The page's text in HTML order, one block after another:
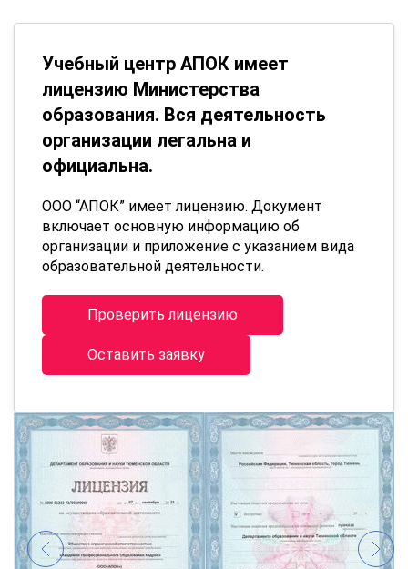
Учебный центр АПОК имеет
лицензию Министерства
образования. Вся деятельность
организации легальна и
официальна.
ООО “АПОК” имеет лицензию. Документ
включает основную информацию об
организации и приложение с указанием вида
образовательной деятельности.
Проверить лицензию
Оставить заявку